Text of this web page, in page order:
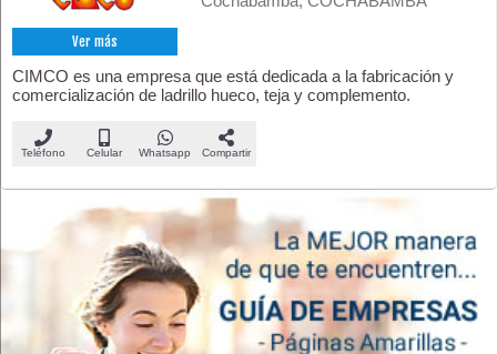
Ver más
CIMCO es una empresa que está dedicada a la fabricación y
comercialización de ladrillo hueco, teja y complemento.
Teléfono Celular Whatsapp Compartir